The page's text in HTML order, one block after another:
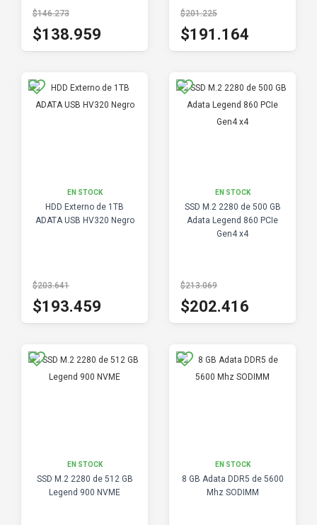
$146.273
$138.959
$201.225
$191.164
EN STOCK
HDD Externo de 1TB
ADATA USB HV320 Negro
$203.641
$193.459
EN STOCK
SSD M.2 2280 de 500 GB
Adata Legend 860 PCIe
Gen4 x4
$213.069
$202.416
EN STOCK
SSD M.2 2280 de 512 GB
Legend 900 NVME
EN STOCK
8 GB Adata DDR5 de 5600
Mhz SODIMM